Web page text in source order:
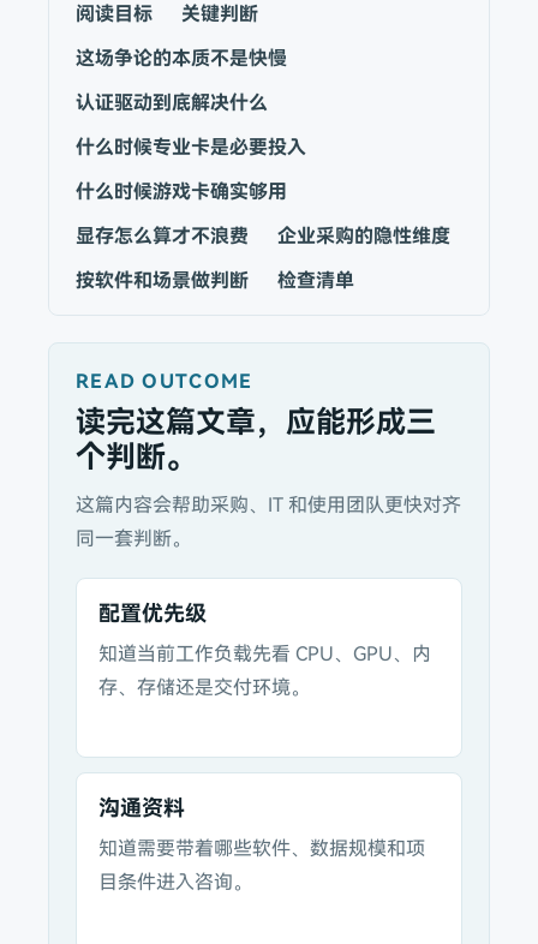
阅读目标
关键判断
这场争论的本质不是快慢
认证驱动到底解决什么
什么时候专业卡是必要投入
什么时候游戏卡确实够用
显存怎么算才不浪费
企业采购的隐性维度
按软件和场景做判断
检查清单
READ OUTCOME
读完这篇文章，应能形成三
个判断。
这篇内容会帮助采购、IT 和使用团队更快对齐
同一套判断。
配置优先级
知道当前工作负载先看 CPU、GPU、内
存、存储还是交付环境。
沟通资料
知道需要带着哪些软件、数据规模和项
目条件进入咨询。